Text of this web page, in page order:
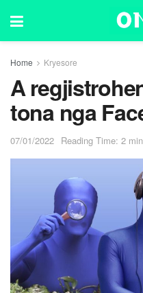
Home Kryesore
A
tona nga
07/01/2022 Reading Time: 2